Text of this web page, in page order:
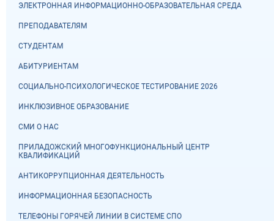
ЭЛЕКТРОННАЯ ИНФОРМАЦИОННО-ОБРАЗОВАТЕЛЬНАЯ СРЕДА
ПРЕПОДАВАТЕЛЯМ
СТУДЕНТАМ
АБИТУРИЕНТАМ
СОЦИАЛЬНО-ПСИХОЛОГИЧЕСКОЕ ТЕСТИРОВАНИЕ 2026
ИНКЛЮЗИВНОЕ ОБРАЗОВАНИЕ
СМИ О НАС
ПРИЛАДОЖСКИЙ МНОГОФУНКЦИОНАЛЬНЫЙ ЦЕНТР
КВАЛИФИКАЦИЙ
АНТИКОРРУПЦИОННАЯ ДЕЯТЕЛЬНОСТЬ
ИНФОРМАЦИОННАЯ БЕЗОПАСНОСТЬ
ТЕЛЕФОНЫ ГОРЯЧЕЙ ЛИНИИ В СИСТЕМЕ СПО